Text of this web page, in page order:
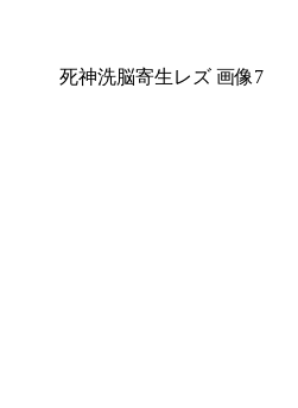
死神洗脳寄生レズ 画像7